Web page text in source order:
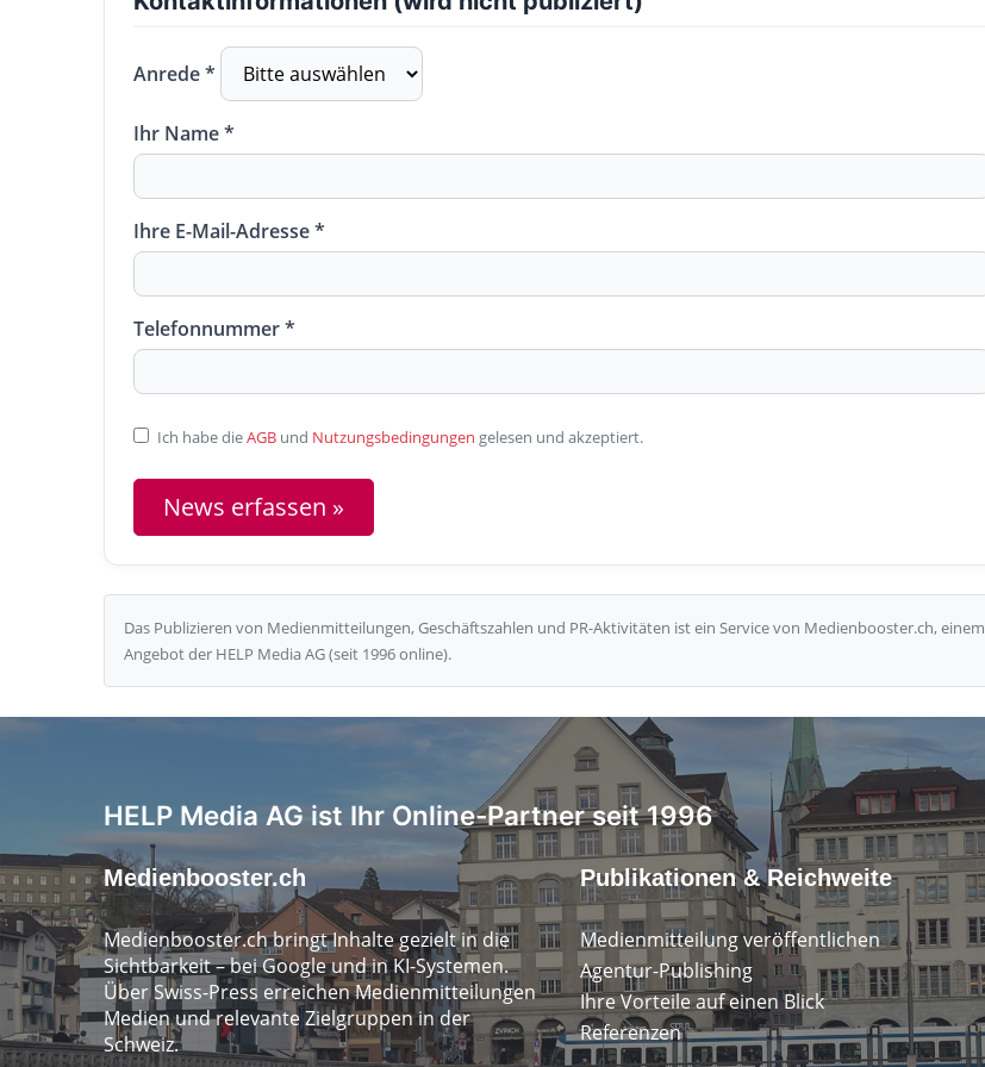
Anrede *
Ihr Name *
Ihre E-Mail-Adresse *
Telefonnummer *
Ich habe dieAGB und Nutzungsbedingungen gelesen und akzeptiert.
News erfassen »
Das Publizieren von Medienmitteilungen, Geschäftszahlen und PR-Aktivitäten ist ein Service von Medienbooster.ch, einem
Angebot der HELP Media AG (seit 1996 online).
HELP Media AG ist Ihr Online-Partner seit 1996
Medienbooster.ch
Medienbooster.ch bringt Inhalte gezielt in die
Sichtbarkeit – bei Google und in KI-Systemen.
Über Swiss-Press erreichen Medienmitteilungen
Medien und relevante Zielgruppen in der
Schweiz.
Publikationen & Reichweite
Medienmitteilung veröffentlichen
Agentur-Publishing
Ihre Vorteile auf einen Blick
Referenzen